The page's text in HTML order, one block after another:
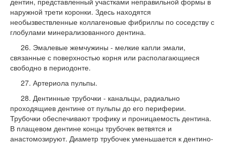
наружной трети коронки. Здесь находятся
необызвествленные коллагеновые фиб­риллы по соседству с
глобулами мине­рализованного дентина.
26. Эмалевые жемчужины - мелкие капли эмали,
связанные с поверхностью корня или располагающиеся
свободно в периодонте.
27. Артериола пульпы.
28. Дентинные трубочки - канальцы, радиально
проходящиев дентине от пульпы до его периферии.
Трубочки обеспечи­вают трофику и проницаемость денти­на.
В плащевом дентине концы трубочек ветвятся и
анастомозируют. Диаметр трубочек уменьшается к дентино-